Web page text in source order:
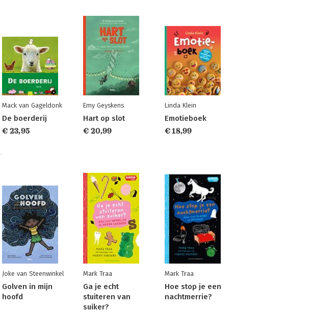
Mack van Gageldonk
De boerderij
€ 23,95
Emy Geyskens
Hart op slot
€ 20,99
Linda Klein
Emotieboek
€ 18,99
Joke van Steenwinkel
Golven in mijn
hoofd
Mark Traa
Ga je echt
stuiteren van
suiker?
Mark Traa
Hoe stop je een
nachtmerrie?